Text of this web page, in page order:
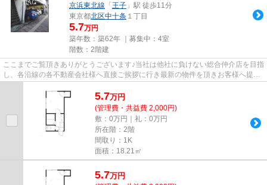
京浜東北線 「 王子 」駅 徒歩11分
東京都北区中十条 １丁目
5.7万円
築年数：築62年 ｜募集中： 4室
階数：2階建
ここまでご覧頂きありがとうございます♪当社は他社に負けない総合仲介店を目指
し、各沿線の各不動産会社様へ直接ご挨拶に行き最新の物件を頂きお客様へ提供
5.7万円
(管理費・共益費 2,000円)
敷：0万円｜礼：0万円
所在階：2階
間取り：1K
面積：18.21㎡
5.7万円